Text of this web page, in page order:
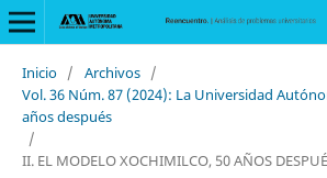
Inicio / Archivos /
Vol. 36 Núm. 87 (2024): La Universidad
años después
/
II. EL MODELO XOCHIMILCO, 50 AÑOS